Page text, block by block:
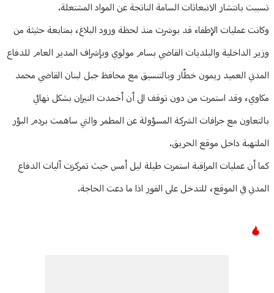
تسببت بانتشار الانبعاثات السامة الناتجة عن المواد المشتعلة.
وكانت عمليات الإطفاء قد بوشرت منذ لحظة ورود البلاغ، بمتابعة حثيثة من
وزير الداخلية والبلديات القاضي بسام مولوي وبإشراف المدير العام للدفاع
المدني العميد ريمون خطّار وبالتنسيق مع محافظ جبل لبنان القاضي محمد
مكاوي، وقد استمرت من دون توقف الى أن أخمدت النيران بشكل نهائي
بالتعاون مع جرافات الشركة المسؤولة عن المطمر والتي ساهمت بردم البؤر
الملتهبة داخل موقع الحريق.
كما أن عمليات المراقبة استمرت طيلة ليل أمس حيث تمركزت آليات الدفاع
المدني في الموقع، للتدخل على الفور اذا ما دعت الحاجة.